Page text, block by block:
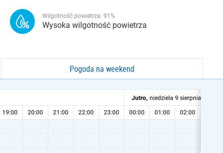
Wilgotność powietrza: 91 %
Wysoka wilgotność powietrza
Pogoda na weekend